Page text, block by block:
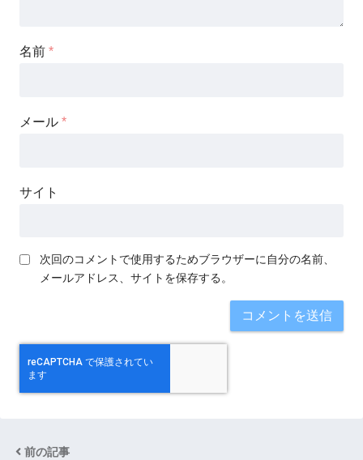
名前 *
メール *
サイト
次回のコメントで使用するためブラウザーに自分の名前、
メールアドレス、サイトを保存する。
前の記事